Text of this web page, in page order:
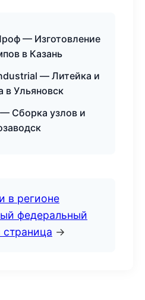
— Изготовление
в Казань
— Литейка и
в Ульяновск
Сборка узлов и
в регионе
федеральный
страница →